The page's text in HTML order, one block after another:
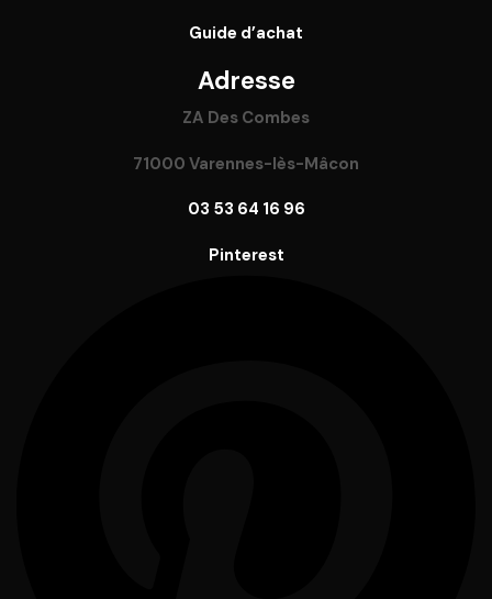
Guide d’achat
Adresse
ZA Des Combes
71000 Varennes-lès-Mâcon
03 53 64 16 96
Pinterest